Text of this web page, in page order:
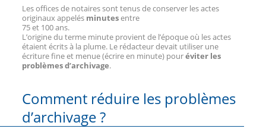
Les offices de notaires sont tenus de conserver les actes
originaux appelés minutesentre
75 et 100 ans.
L’origine du terme minute provient de l’époque où les actes
étaient écrits à la plume. Le rédacteur devait utiliser une
écriture fine et menue (écrire en minute) pouréviter les
problèmes d’archivage.
Comment réduire les problèmes
d’archivage ?